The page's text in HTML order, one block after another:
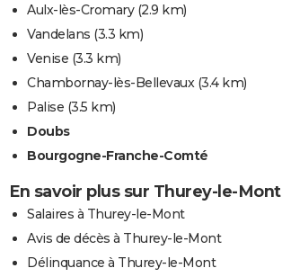
Aulx-lès-Cromary(2.9 km)
Vandelans (3.3 km)
Venise (3.3 km)
Chambornay-lès-Bellevaux(3.4 km)
Palise (3.5 km)
Doubs
Bourgogne-Franche-Comté
En savoir plus sur Thurey-le-Mont
Salaires à Thurey-le-Mont
Avis de décès à Thurey-le-Mont
Délinquance à Thurey-le-Mont